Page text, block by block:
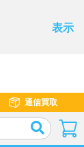
表示
通信買取